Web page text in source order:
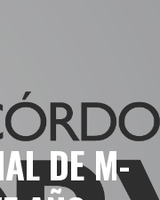
DE M-